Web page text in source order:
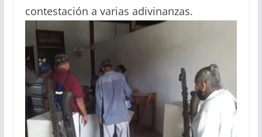
contestación a varias adivinanzas.